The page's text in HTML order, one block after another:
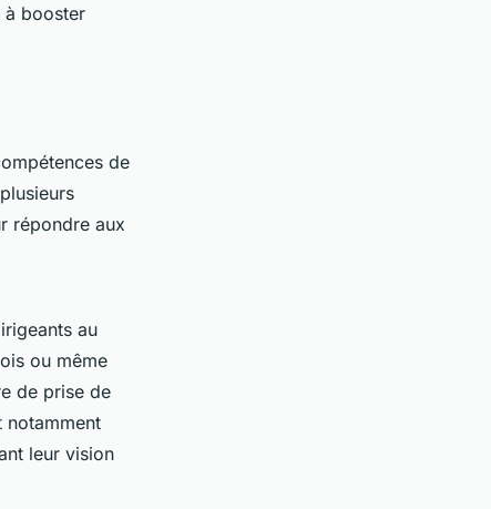
à booster
de
répondre aux
au
ou même
de prise de
notamment
leur vision